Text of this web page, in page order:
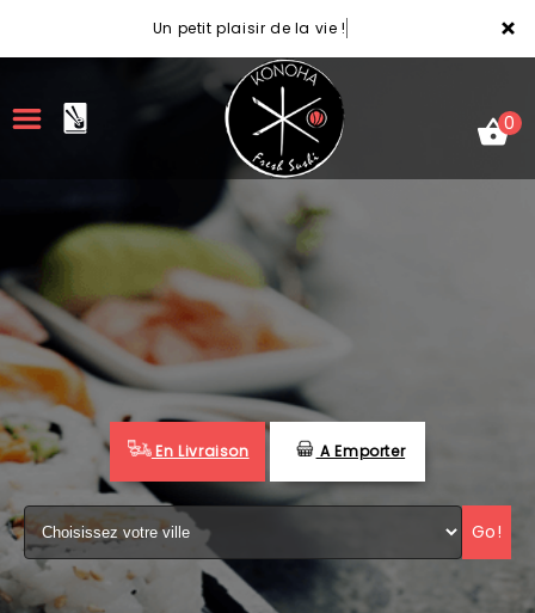
×
Un petit plaisir de la vie !
LA CARTE
VOTRE COMPTE
NOTRE RESTAURANT
VOS AVIS
MENTIONS LÉGALES
C.G.V
0
En Livraison A Emporter
Go!